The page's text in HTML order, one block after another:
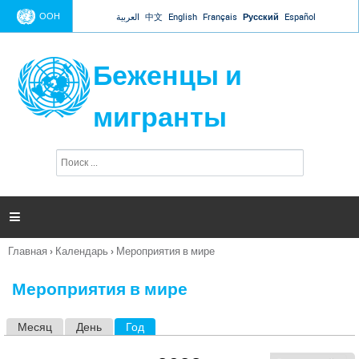
Jump to navigation
ООН العربية 中文 English Français Русский Español
Беженцы и
мигранты
п
и

Вы
Главная › Календарь › Мероприятия в мире
Мероприятия в мире
Месяц День Год